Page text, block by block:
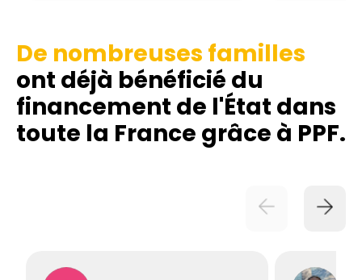
De nombreuses familles
ont déjà bénéficié du
financement de l'État dans
toute la France grâce à PPF.